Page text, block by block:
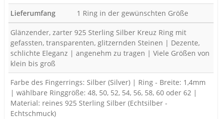
Lieferumfang 1 Ring in der gewünschten Größe
Glänzender, zarter 925 Sterling Silber Kreuz Ring mit
gefassten, transparenten, glitzernden Steinen | Dezente,
schlichte Eleganz | angenehm zu tragen | Viele Größen von
klein bis groß
Farbe des Fingerrings: Silber (Silver) | Ring - Breite: 1,4mm
| wählbare Ringgröße: 48, 50, 52, 54, 56, 58, 60 oder 62 |
Material: reines 925 Sterling Silber (Echtsilber -
Echtschmuck)